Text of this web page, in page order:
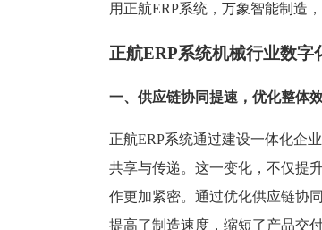
机械行业
五金行业
塑胶加工
智能制造
查看更多>
用正航ERP系统，万象智能制造
正航ERP系统机械行业数字
一、供应链协同提速，优化整体
正航ERP系统通过建设一体化企
共享与传递。这一变化，不仅提
作更加紧密。通过优化供应链协
提高了制造速度，缩短了产品交付